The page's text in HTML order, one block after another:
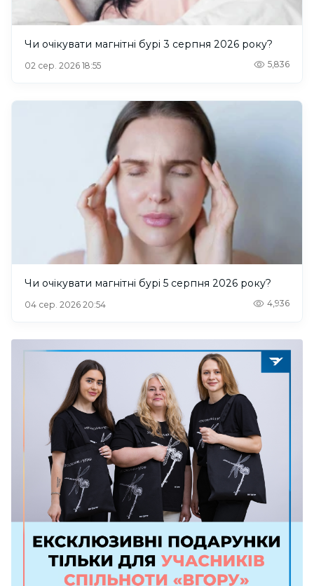
Чи очікувати магнітні бурі 3 серпня 2026 року?
02 сер. 2026 18:55 5,836
Чи очікувати магнітні бурі 5 серпня 2026 року?
04 сер. 2026 20:54 4,936